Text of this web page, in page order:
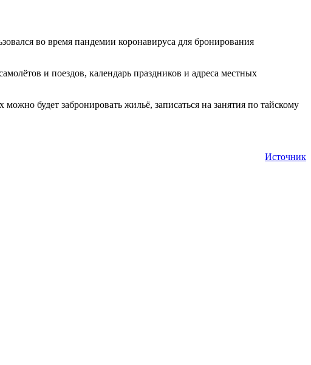
во время пандемии коронавируса для бронирования
и поездов, календарь праздников и адреса местных
будет забронировать жильё, записаться на занятия по тайскому
Источник